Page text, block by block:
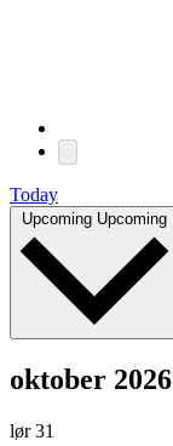
Today
Upcoming Upcoming
oktober 2026
lør31